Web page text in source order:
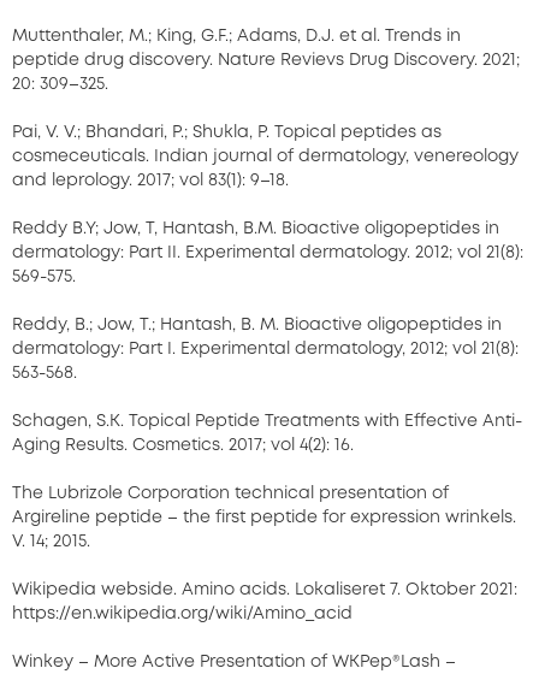
Muttenthaler, M.; King, G.F.; Adams, D.J. et al. Trends in
peptide drug discovery. Nature Revievs Drug Discovery. 2021;
20: 309–325.
Pai, V. V.; Bhandari, P.; Shukla, P. Topical peptides as
cosmeceuticals. Indian journal of dermatology, venereology
and leprology. 2017; vol 83(1): 9–18.
Reddy B.Y; Jow, T, Hantash, B.M. Bioactive oligopeptides in
dermatology: Part II. Experimental dermatology. 2012; vol 21(8):
569-575.
Reddy, B.; Jow, T.; Hantash, B. M. Bioactive oligopeptides in
dermatology: Part I. Experimental dermatology, 2012; vol 21(8):
563-568.
Schagen, S.K. Topical Peptide Treatments with Effective Anti-
Aging Results. Cosmetics. 2017; vol 4(2): 16.
The Lubrizole Corporation technical presentation of
Argireline peptide – the first peptide for expression wrinkels.
V. 14; 2015.
Wikipedia webside. Amino acids. Lokaliseret 7. Oktober 2021:
https://en.wikipedia.org/wiki/Amino_acid
Winkey – More Active Presentation of WKPep®Lash –